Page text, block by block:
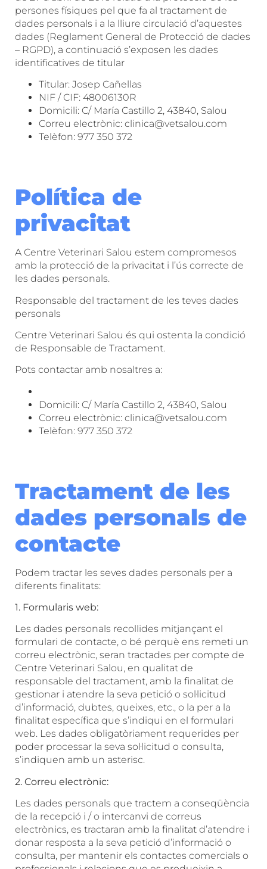
persones físiques pel que fa al tractament de
dades personals i a la lliure circulació d’aquestes
dades (Reglament General de Protecció de dades
– RGPD), a continuació s’exposen les dades
identificatives de titular
Titular: Josep Cañellas
NIF / CIF: 48006130R
Domicili: C/ María Castillo 2, 43840, Salou
Correu electrònic: clinica@vetsalou.com
Telèfon: 977 350 372
Política de
privacitat
A Centre Veterinari Salou estem compromesos
amb la protecció de la privacitat i l’ús correcte de
les dades personals.
Responsable del tractament de les teves dades
personals
Centre Veterinari Salou és qui ostenta la condició
de Responsable de Tractament.
Pots contactar amb nosaltres a:
Domicili: C/ María Castillo 2, 43840, Salou
Correu electrònic: clinica@vetsalou.com
Telèfon: 977 350 372
Tractament de les
dades personals de
contacte
Podem tractar les seves dades personals per a
diferents finalitats:
1. Formularis web:
Les dades personals recollides mitjançant el
formulari de contacte, o bé perquè ens remeti un
correu electrònic, seran tractades per compte de
Centre Veterinari Salou, en qualitat de
responsable del tractament, amb la finalitat de
gestionar i atendre la seva petició o sol·licitud
d’informació, dubtes, queixes, etc., o la per a la
finalitat específica que s’indiqui en el formulari
web. Les dades obligatòriament requerides per
poder processar la seva sol·licitud o consulta,
s’indiquen amb un asterisc.
2. Correu electrònic:
Les dades personals que tractem a conseqüència
de la recepció i / o intercanvi de correus
electrònics, es tractaran amb la finalitat d’atendre i
donar resposta a la seva petició d’informació o
consulta, per mantenir els contactes comercials o